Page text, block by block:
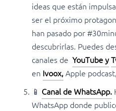
ideas que están
ser el próximo
han pasado por
descubrirlas. Puedes
canales deYouTube y
en Ivoox,Apple
📱 Canal de WhatsApp.
WhatsApp donde